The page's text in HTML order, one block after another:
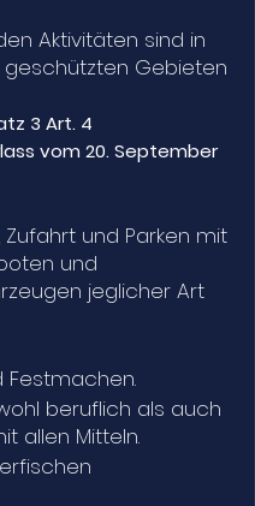
Aktivitäten sind in
Gebieten
3 Art. 4
vom 20. September
Zufahrt und Parken mit
und
jeglicher Art
Festmachen.
beruflich als auch
allen Mitteln.